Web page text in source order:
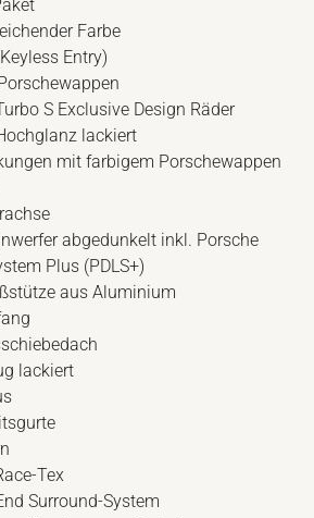
Farbe
Entry)
S Exclusive Design Räder
lackiert
mit farbigem Porschewappen
abgedunkelt inkl. Porsche
Plus (PDLS+)
aus Aluminium
lackiert
Tex
Surround-System